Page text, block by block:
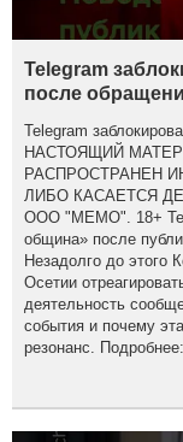
Telegram
после
Telegram
НАСТОЯЩИЙ
РАСПРОСТРАНЕН
ЛИБО КАСАЕТСЯ
ООО "МЕМО". 18+
община» после
Незадолго до этого
Осетии
деятельность
события и почему
резонанс.